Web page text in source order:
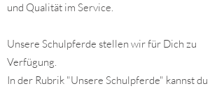
und Qualität im Service.
Unsere Schulpferde stellen wir für Dich zu
Verfügung.
In der Rubrik "Unsere Schulpferde" kannst du